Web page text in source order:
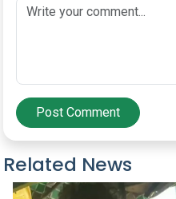
Post Comment
Related News